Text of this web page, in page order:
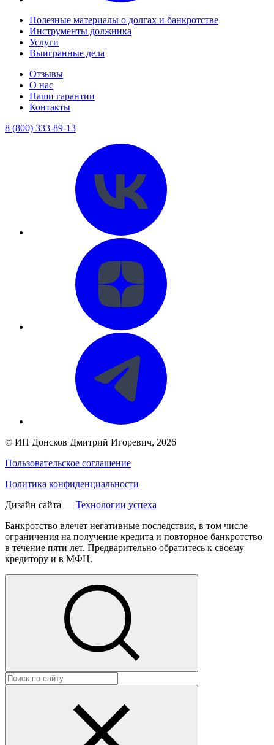
Полезные материалы о долгах и банкротстве
Инструменты должника
Услуги
Выигранные дела
Отзывы
О нас
Наши гарантии
Контакты
8 (800) 333-89-13
© ИП Донсков Дмитрий Игоревич, 2026
Пользовательское соглашение
Политика конфиденциальности
Дизайн сайта — Технологии успеха
Банкротство влечет негативные последствия, в том числе
ограничения на получение кредита и повторное банкротство
в течение пяти лет. Предварительно обратитесь к своему
кредитору и в МФЦ.